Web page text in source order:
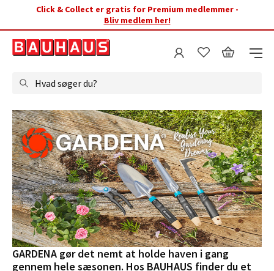
Click & Collect er gratis for Premium medlemmer -
Bliv medlem her!
Hvad søger du?
GARDENA gør det nemt at holde haven i gang
gennem hele sæsonen. Hos BAUHAUS finder du et